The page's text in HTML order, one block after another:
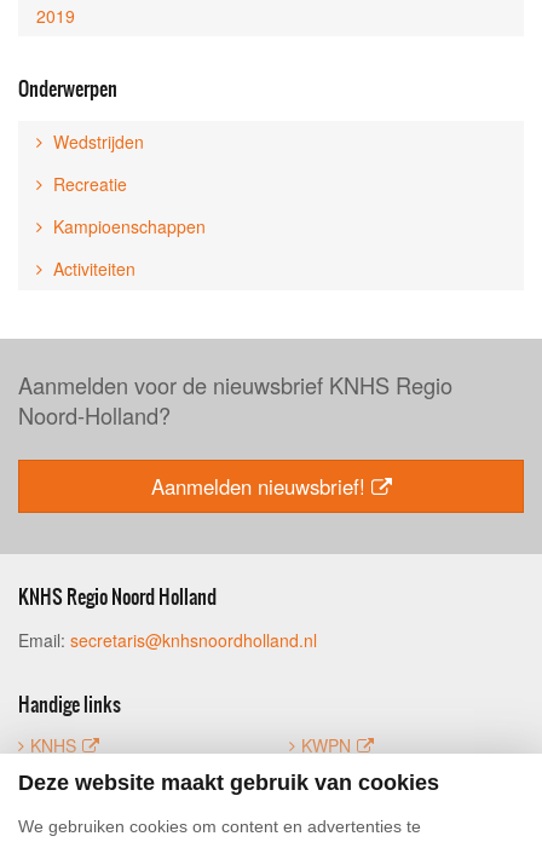
2019
Onderwerpen
Wedstrijden
Recreatie
Kampioenschappen
Activiteiten
Aanmelden voor de nieuwsbrief KNHS Regio
Noord-Holland?
Aanmelden nieuwsbrief!
KNHS Regio Noord Holland
Email: secretaris@knhsnoordholland.nl
Handige links
KNHS
KWPN
FNRS
Mijn KNHS
Deze website maakt gebruik van cookies
We gebruiken cookies om content en advertenties te